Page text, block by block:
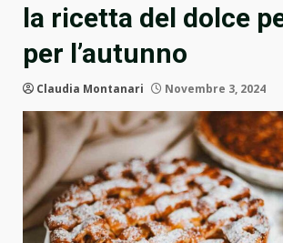
la ricetta del dolce
per l’autunno
Claudia Montanari Novembre 3, 2024